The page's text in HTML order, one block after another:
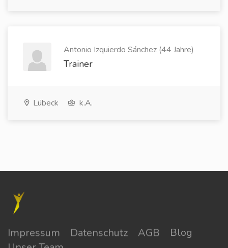
Antonio Izquierdo Sánchez (44 Jahre)
Trainer
Lübeck k.A.
Impressum Datenschutz AGB
Blog